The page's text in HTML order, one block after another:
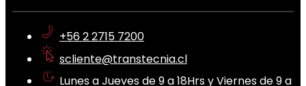
+56 2 2715 7200
scliente@transtecnia.cl
Lunes a Jueves de 9 a 18Hrs y Viernes de 9 a